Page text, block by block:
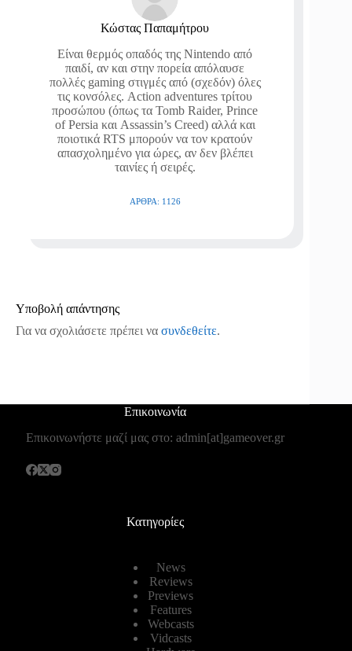
Κώστας Παπαμήτρου
Είναι θερμός οπαδός της Nintendo από
παιδί, αν και στην πορεία απόλαυσε
πολλές gaming στιγμές από (σχεδόν) όλες
τις κονσόλες. Action adventures τρίτου
προσώπου (όπως τα Tomb Raider, Prince
of Persia και Assassin’s Creed) αλλά και
ποιοτικά RTS μπορούν να τον κρατούν
απασχολημένο για ώρες, αν δεν βλέπει
ταινίες ή σειρές.
ΆΡΘΡΑ: 1126
Υποβολή απάντησης
Για να σχολιάσετε πρέπει να συνδεθείτε.
Επικοινωνία
Επικοινωνήστε μαζί μας στο: admin[at]gameover.gr
Κατηγορίες
News
Reviews
Previews
Features
Webcasts
Vidcasts